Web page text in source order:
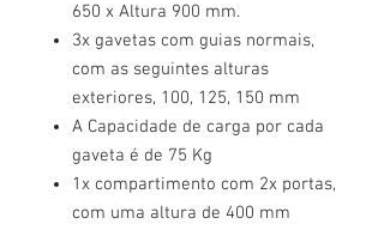
650 x Altura 900 mm.
3x gavetas com guias normais,
com as seguintes alturas
exteriores, 100, 125, 150 mm
A Capacidade de carga por cada
gaveta é de 75 Kg
1x compartimento com 2x portas,
com uma altura de 400 mm